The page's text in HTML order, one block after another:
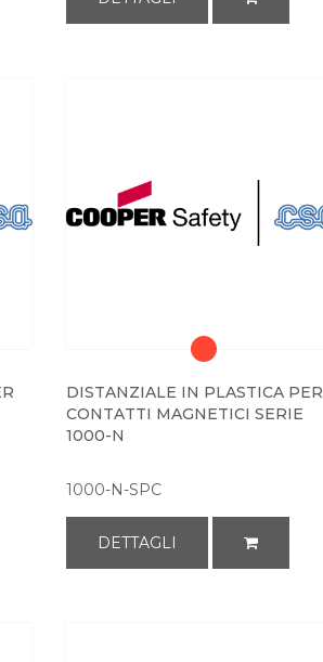
DISTANZIALE IN PLASTICA PER
CONTATTI MAGNETICI SERIE
1000-N
1000-N-SPC
DETTAGLI